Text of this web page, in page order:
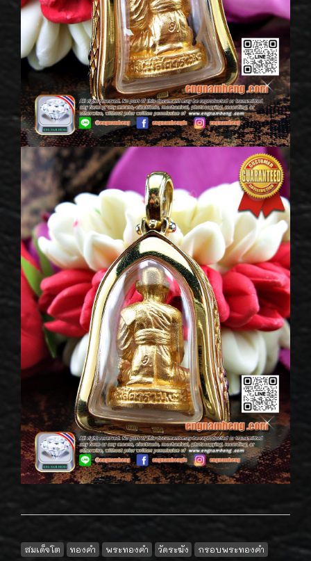
สมเด็จโต ทองคำ พระทองคำ วัดระฆัง
กรอบพระทองคำ